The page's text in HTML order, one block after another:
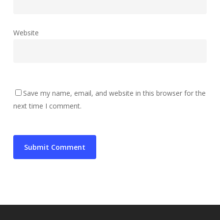
Website
Save my name, email, and website in this browser for the
next time I comment.